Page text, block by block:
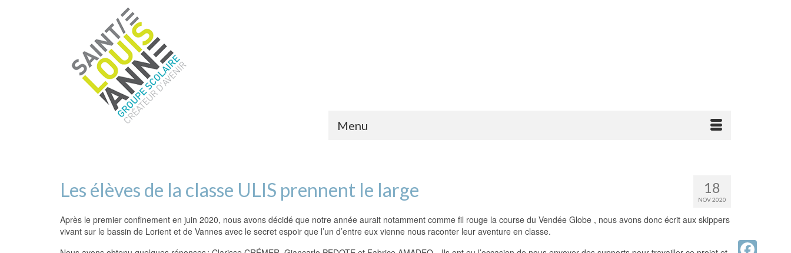
Menu
18
NOV 2020
Les élèves de la classe ULIS prennent le large
Après le premier confinement en juin 2020, nous avons décidé que notre année aurait notamment comme fil rouge la course du Vendée Globe , nous avons donc écrit aux skippers
vivant sur le bassin de Lorient et de Vannes avec le secret espoir que l’un d’entre eux vienne nous raconter leur aventure en classe.